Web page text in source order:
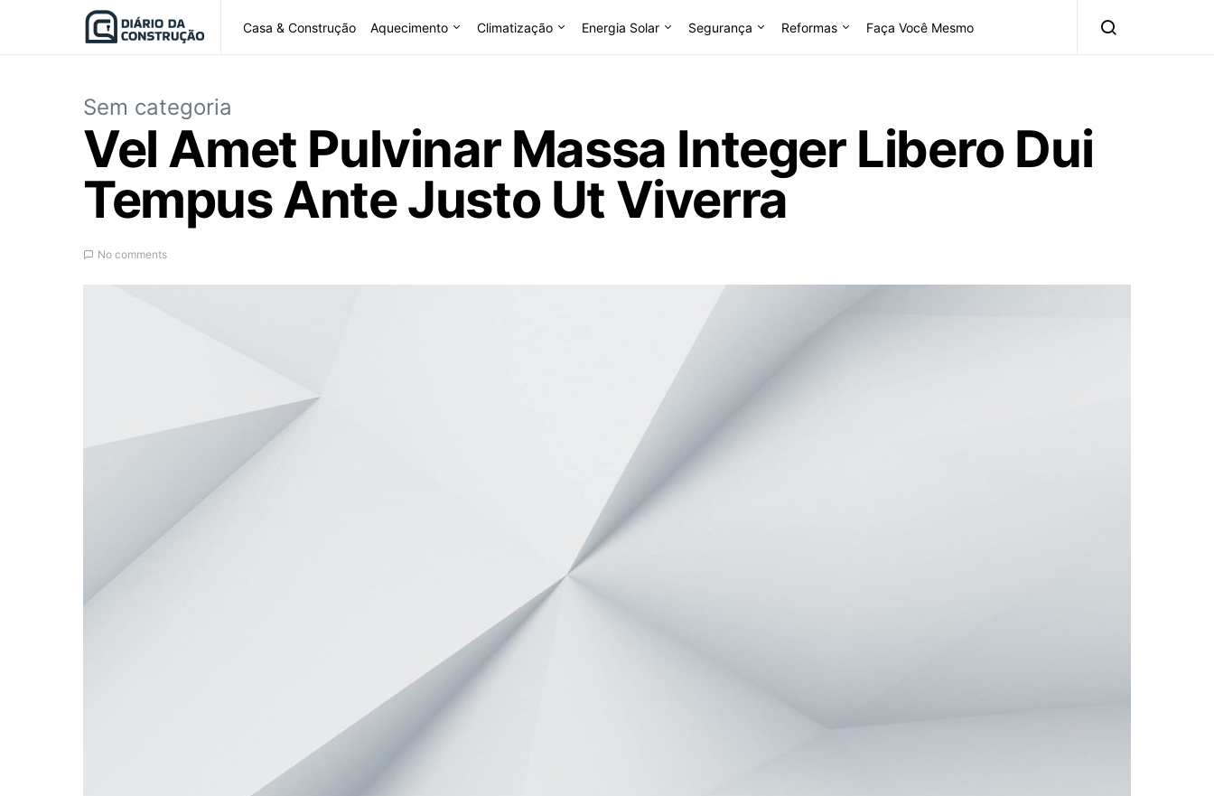
Casa & Construção Aquecimento Climatização Energia Solar Segurança Reformas Faça Você Mesmo
Sem categoria
Vel Amet Pulvinar Massa Integer Libero Dui
Tempus Ante Justo Ut Viverra
No comments